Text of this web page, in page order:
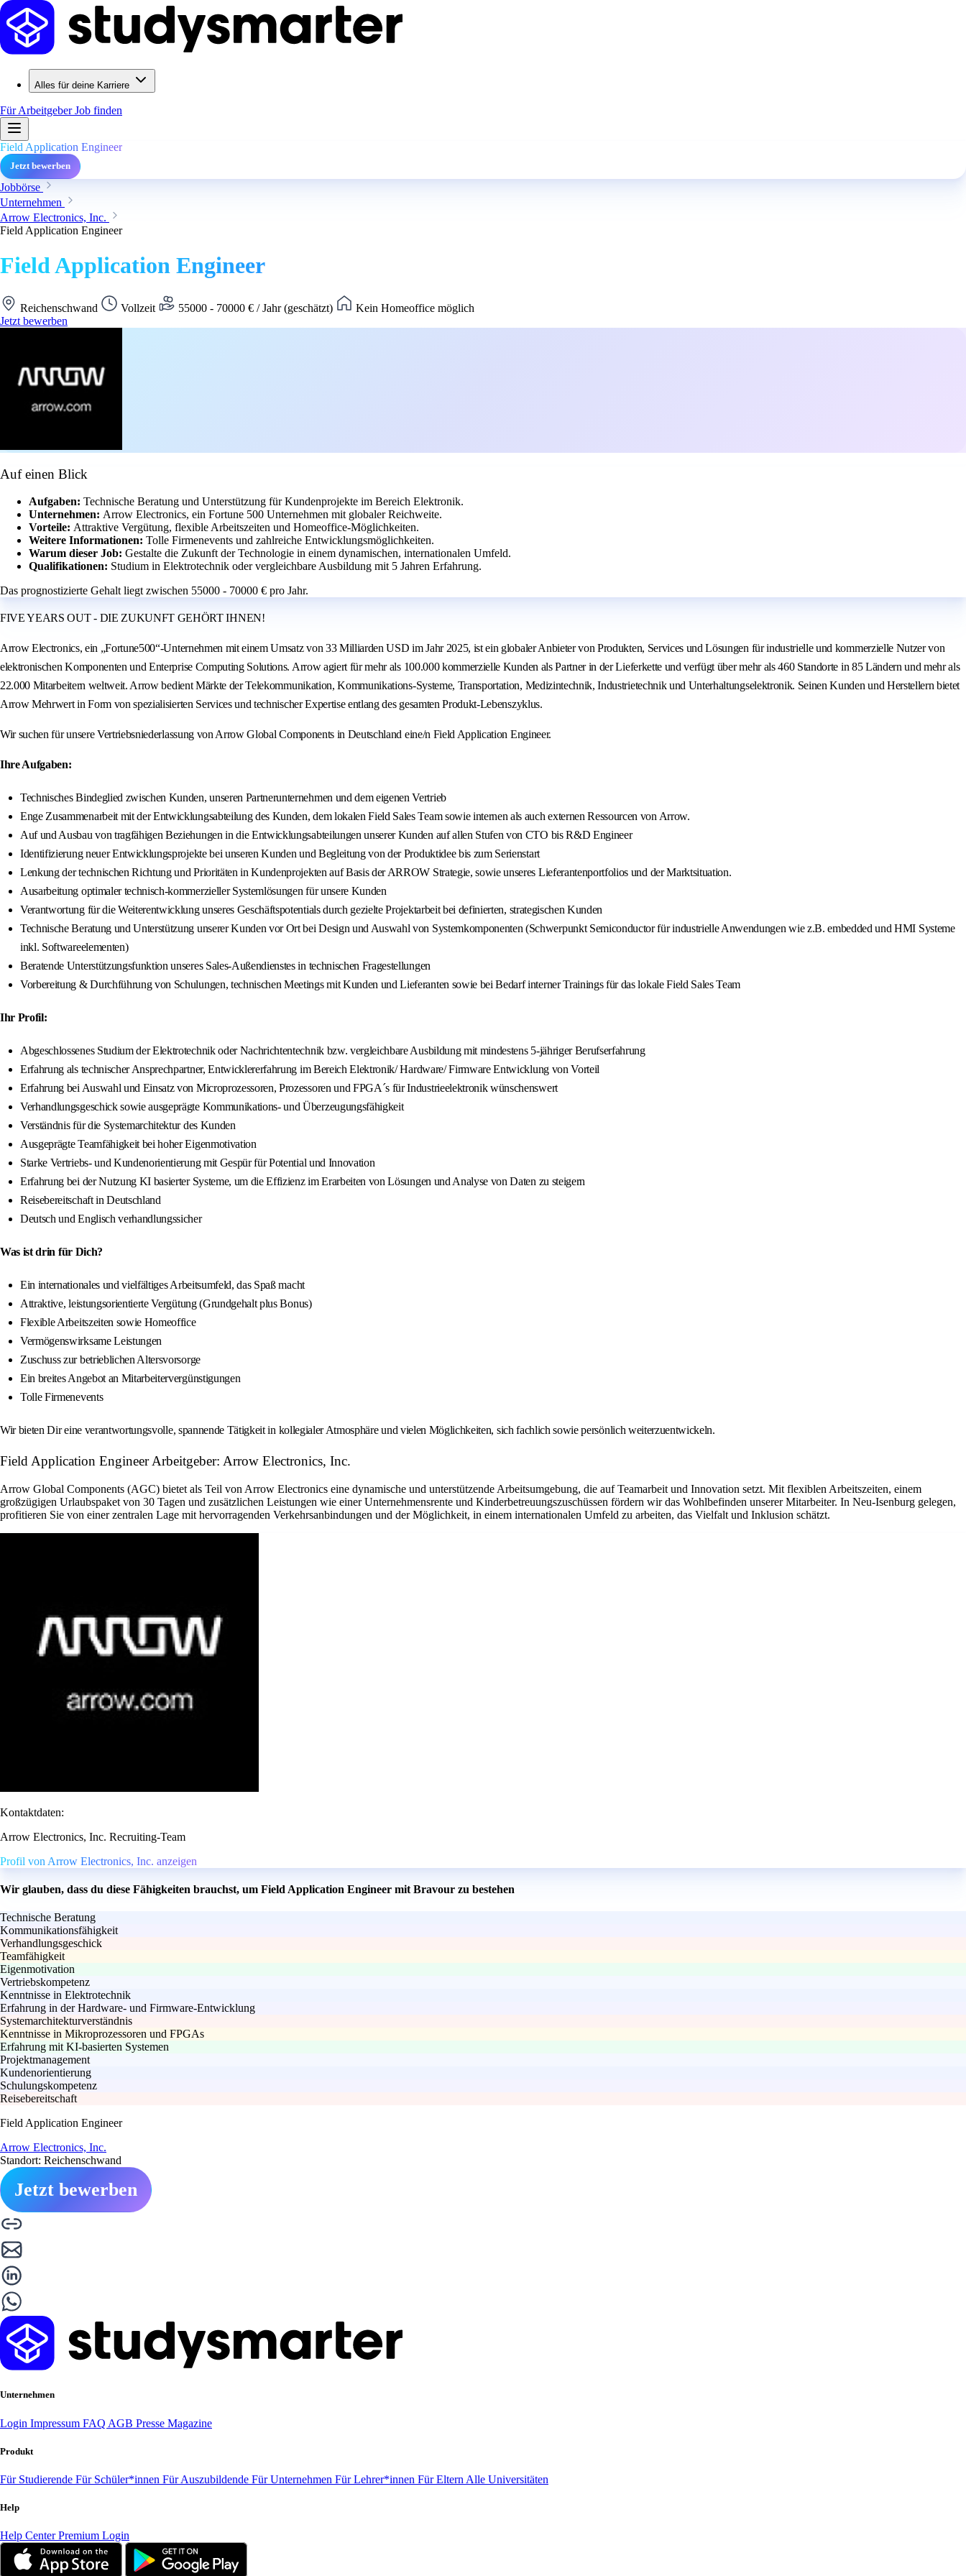
Alles für deine Karriere
Für ArbeitgeberJob finden
Field Application Engineer
Jetzt bewerben
Jobbörse
Unternehmen
Arrow Electronics, Inc.
Field Application Engineer
Field Application Engineer
Reichenschwand Vollzeit 55000 - 70000 € / Jahr (geschätzt)
Kein Homeoffice möglich
Jetzt bewerben
Auf einen Blick
Aufgaben: Technische Beratung und Unterstützung für Kundenprojekte im Bereich Elektronik.
Unternehmen: Arrow Electronics, ein Fortune 500 Unternehmen mit globaler Reichweite.
Vorteile: Attraktive Vergütung, flexible Arbeitszeiten und Homeoffice-Möglichkeiten.
Weitere Informationen: Tolle Firmenevents und zahlreiche Entwicklungsmöglichkeiten.
Warum dieser Job: Gestalte die Zukunft der Technologie in einem dynamischen, internationalen Umfeld.
Qualifikationen: Studium in Elektrotechnik oder vergleichbare Ausbildung mit 5 Jahren Erfahrung.
Das prognostizierte Gehalt liegt zwischen 55000 - 70000 € pro Jahr.
FIVE YEARS OUT - DIE ZUKUNFT GEHÖRT IHNEN!
Arrow Electronics, ein „Fortune500“-Unternehmen mit einem Umsatz von 33 Milliarden USD im Jahr 2025, ist ein globaler Anbieter von Produkten, Services und Lösungen für industrielle und kommerzielle Nutzer von
elektronischen Komponenten und Enterprise Computing Solutions. Arrow agiert für mehr als 100.000 kommerzielle Kunden als Partner in der Lieferkette und verfügt über mehr als 460 Standorte in 85 Ländern und mehr als
22.000 Mitarbeitern weltweit. Arrow bedient Märkte der Telekommunikation, Kommunikations-Systeme, Transportation, Medizintechnik, Industrietechnik und Unterhaltungselektronik. Seinen Kunden und Herstellern bietet
Arrow Mehrwert in Form von spezialisierten Services und technischer Expertise entlang des gesamten Produkt-Lebenszyklus.
Wir suchen für unsere Vertriebsniederlassung von Arrow Global Components in Deutschland eine/n Field Application Engineer.
Ihre Aufgaben:
Technisches Bindeglied zwischen Kunden, unseren Partnerunternehmen und dem eigenen Vertrieb
Enge Zusammenarbeit mit der Entwicklungsabteilung des Kunden, dem lokalen Field Sales Team sowie internen als auch externen Ressourcen von Arrow.
Auf und Ausbau von tragfähigen Beziehungen in die Entwicklungsabteilungen unserer Kunden auf allen Stufen von CTO bis R&D Engineer
Identifizierung neuer Entwicklungsprojekte bei unseren Kunden und Begleitung von der Produktidee bis zum Serienstart
Lenkung der technischen Richtung und Prioritäten in Kundenprojekten auf Basis der ARROW Strategie, sowie unseres Lieferantenportfolios und der Marktsituation.
Ausarbeitung optimaler technisch-kommerzieller Systemlösungen für unsere Kunden
Verantwortung für die Weiterentwicklung unseres Geschäftspotentials durch gezielte Projektarbeit bei definierten, strategischen Kunden
Technische Beratung und Unterstützung unserer Kunden vor Ort bei Design und Auswahl von Systemkomponenten (Schwerpunkt Semiconductor für industrielle Anwendungen wie z.B. embedded und HMI Systeme
inkl. Softwareelementen)
Beratende Unterstützungsfunktion unseres Sales-Außendienstes in technischen Fragestellungen
Vorbereitung & Durchführung von Schulungen, technischen Meetings mit Kunden und Lieferanten sowie bei Bedarf interner Trainings für das lokale Field Sales Team
Ihr Profil:
Abgeschlossenes Studium der Elektrotechnik oder Nachrichtentechnik bzw. vergleichbare Ausbildung mit mindestens 5-jähriger Berufserfahrung
Erfahrung als technischer Ansprechpartner, Entwicklererfahrung im Bereich Elektronik/ Hardware/ Firmware Entwicklung von Vorteil
Erfahrung bei Auswahl und Einsatz von Microprozessoren, Prozessoren und FPGA´s für Industrieelektronik wünschenswert
Verhandlungsgeschick sowie ausgeprägte Kommunikations- und Überzeugungsfähigkeit
Verständnis für die Systemarchitektur des Kunden
Ausgeprägte Teamfähigkeit bei hoher Eigenmotivation
Starke Vertriebs- und Kundenorientierung mit Gespür für Potential und Innovation
Erfahrung bei der Nutzung KI basierter Systeme, um die Effizienz im Erarbeiten von Lösungen und Analyse von Daten zu steigern
Reisebereitschaft in Deutschland
Deutsch und Englisch verhandlungssicher
Was ist drin für Dich?
Ein internationales und vielfältiges Arbeitsumfeld, das Spaß macht
Attraktive, leistungsorientierte Vergütung (Grundgehalt plus Bonus)
Flexible Arbeitszeiten sowie Homeoffice
Vermögenswirksame Leistungen
Zuschuss zur betrieblichen Altersvorsorge
Ein breites Angebot an Mitarbeitervergünstigungen
Tolle Firmenevents
Wir bieten Dir eine verantwortungsvolle, spannende Tätigkeit in kollegialer Atmosphäre und vielen Möglichkeiten, sich fachlich sowie persönlich weiterzuentwickeln.
Field Application Engineer Arbeitgeber: Arrow Electronics, Inc.
Arrow Global Components (AGC) bietet als Teil von Arrow Electronics eine dynamische und unterstützende Arbeitsumgebung, die auf Teamarbeit und Innovation setzt. Mit flexiblen Arbeitszeiten, einem
großzügigen Urlaubspaket von 30 Tagen und zusätzlichen Leistungen wie einer Unternehmensrente und Kinderbetreuungszuschüssen fördern wir das Wohlbefinden unserer Mitarbeiter. In Neu-Isenburg gelegen,
profitieren Sie von einer zentralen Lage mit hervorragenden Verkehrsanbindungen und der Möglichkeit, in einem internationalen Umfeld zu arbeiten, das Vielfalt und Inklusion schätzt.
Kontaktdaten:
Arrow Electronics, Inc. Recruiting-Team
Profil von Arrow Electronics, Inc. anzeigen
Wir glauben, dass du diese Fähigkeiten brauchst, um Field Application Engineer mit Bravour zu bestehen
Technische Beratung
Kommunikationsfähigkeit
Verhandlungsgeschick
Teamfähigkeit
Eigenmotivation
Vertriebskompetenz
Kenntnisse in Elektrotechnik
Erfahrung in der Hardware- und Firmware-Entwicklung
Systemarchitekturverständnis
Kenntnisse in Mikroprozessoren und FPGAs
Erfahrung mit KI-basierten Systemen
Projektmanagement
Kundenorientierung
Schulungskompetenz
Reisebereitschaft
Field Application Engineer
Arrow Electronics, Inc.
Standort: Reichenschwand
Jetzt bewerben
Unternehmen
Login Impressum FAQ AGB Presse Magazine
Produkt
Für Studierende Für Schüler*innen Für Auszubildende Für Unternehmen Für Lehrer*innen Für Eltern Alle Universitäten
Help
Help CenterPremium Login